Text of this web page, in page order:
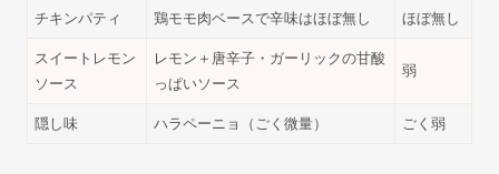
チキンパティ 鶏モモ肉ベースで辛味はほぼ無し ほぼ無し
スイートレモン
ソース
レモン＋唐辛子・ガーリックの甘酸
っぱいソース
弱
隠し味 ハラペーニョ（ごく微量） ごく弱